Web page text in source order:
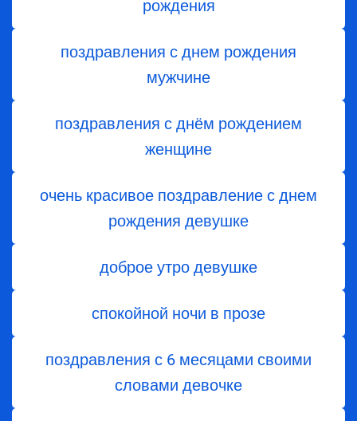
рождения
поздравления с днем рождения
мужчине
поздравления с днём рождением
женщине
очень красивое поздравление с днем
рождения девушке
доброе утро девушке
спокойной ночи в прозе
поздравления с 6 месяцами своими
словами девочке